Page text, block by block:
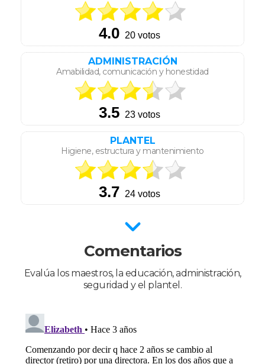
ADMINISTRACIÓN
Amabilidad, comunicación y honestidad
PLANTEL
Higiene, estructura y mantenimiento
Comentarios
Evalúa los maestros, la educación, administración,
seguridad y el plantel.